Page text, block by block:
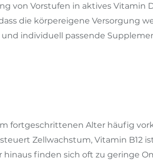
von Vorstufen in aktives Vitamin
die körpereigene Versorgung
individuell passende
fortgeschrittenen Alter häufig
Zellwachstum, Vitamin B12
finden sich oft zu geringe